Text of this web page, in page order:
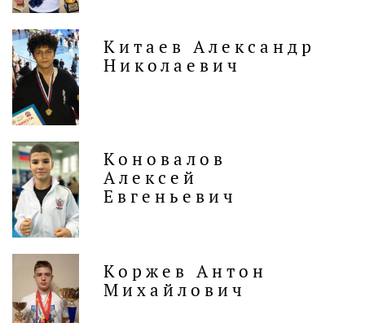
Китаев Александр
Николаевич
Коновалов
Алексей
Евгеньевич
Коржев Антон
Михайлович